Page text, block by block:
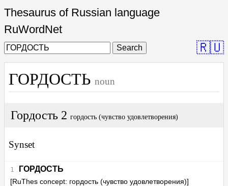
Thesaurus of Russian language
RuWordNet
Search 🇷🇺
ГОРДОСТЬ noun
Гордость 2 гордость (чувство удовлетворения)
Synset
ГОРДОСТЬ
[RuThes concept: гордость (чувство удовлетворения)]